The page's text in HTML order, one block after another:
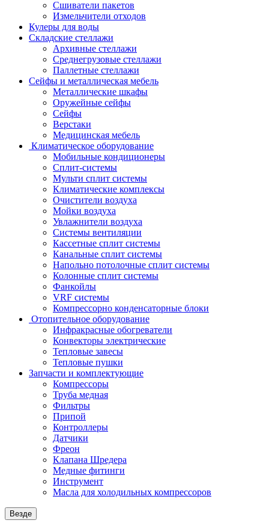
Сшиватели пакетов
Измельчители отходов
Кулеры для воды
Складские стеллажи
Архивные стеллажи
Среднегрузовые стеллажи
Паллетные стеллажи
Сейфы и металлическая мебель
Металлические шкафы
Оружейные сейфы
Сейфы
Верстаки
Медицинская мебель
Климатическое оборудование
Мобильные кондиционеры
Сплит-системы
Мульти сплит системы
Климатические комплексы
Очистители воздуха
Мойки воздуха
Увлажнители воздуха
Системы вентиляции
Кассетные сплит системы
Канальные сплит системы
Напольно потолочные сплит системы
Колонные сплит системы
Фанкойлы
VRF системы
Компрессорно конденсаторные блоки
Отопительное оборудование
Инфракрасные обогреватели
Конвекторы электрические
Тепловые завесы
Тепловые пушки
Запчасти и комплектующие
Компрессоры
Труба медная
Фильтры
Припой
Контроллеры
Датчики
Фреон
Клапана Шредера
Медные фитинги
Инструмент
Масла для холодильных компрессоров
Везде